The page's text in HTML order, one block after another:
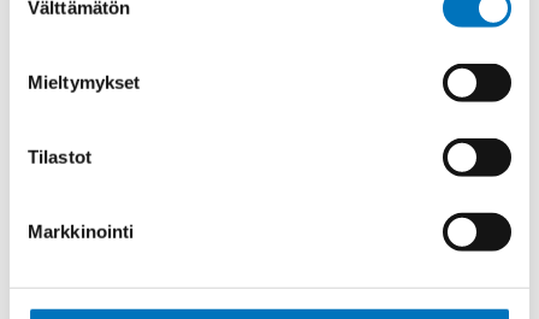
valinta
Välttämätön
Mieltymykset
Tilastot
Markkinointi
Tiedonsiirtokaapeli ELITRONIC LIYY